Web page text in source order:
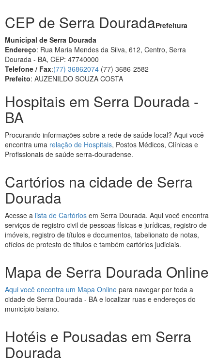
CEP de Serra DouradaPrefeitura
Municipal de Serra Dourada
Endereço: Rua Maria Mendes da Silva, 612, Centro, Serra
Dourada - BA, CEP: 47740000
Telefone / Fax:(77) 36862074 (77) 3686-2582
Prefeito: AUZENILDO SOUZA COSTA
Hospitais em Serra Dourada -
BA
Procurando informações sobre a rede de saúde local? Aqui você
encontra uma relação de Hospitais, Postos Médicos, Clínicas e
Profissionais de saúde serra-douradense.
Cartórios na cidade de Serra
Dourada
Acesse a lista de Cartórios em Serra Dourada. Aqui você encontra
serviços de registro civil de pessoas físicas e jurídicas, registro de
imóveis, registro de títulos e documentos, tabelionato de notas,
ofícios de protesto de títulos e também cartórios judiciais.
Mapa de Serra Dourada Online
Aqui você encontra um Mapa Online para navegar por toda a
cidade de Serra Dourada - BA e localizar ruas e endereços do
município baiano.
Hotéis e Pousadas em Serra
Dourada